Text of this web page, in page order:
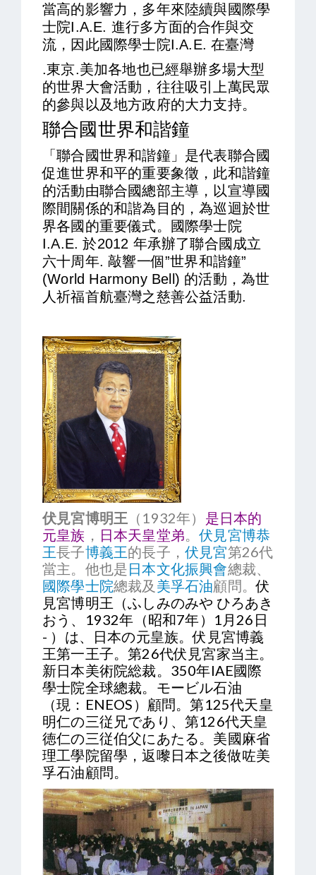
當高的影響力，多年來陸續與國際學
士院I.A.E. 進行多方面的合作與交
流，因此國際學士院I.A.E. 在臺灣
.東京.美加各地也已經舉辦多場大型
的世界大會活動，往往吸引上萬民眾
的參與以及地方政府的大力支持。
聯合國世界和諧鐘
「聯合國世界和諧鐘」是代表聯合國
促進世界和平的重要象徵，此和諧鐘
的活動由聯合國總部主導，以宣導國
際間關係的和諧為目的，為巡迴於世
界各國的重要儀式。國際學士院
I.A.E. 於2012 年承辦了聯合國成立
六十周年. 敲響一個”世界和諧鐘”
(World Harmony Bell) 的活動，為世
人祈福首航臺灣之慈善公益活動.
伏見宮博明王 （1932年） 是日本的
元皇族 ， 日本天皇堂弟。伏見宮博恭
王長子博義王的長子，伏見宮第26代
當主。他也是日本文化振興會總裁、
國際學士院總裁及 美孚石油顧問。伏
見宮博明王（ふしみのみや ひろあき
おう、1932年（昭和7年）1月26日
- ）は、日本の元皇族。伏見宮博義
王第一王子。第26代伏見宮家当主。
新日本美術院総裁。350年IAE國際
學士院全球總裁。モービル石油
（現：ENEOS）顧問。第125代天皇
明仁の三従兄であり、第126代天皇
徳仁の三従伯父にあたる。美國麻省
理工學院留學，返嚟日本之後做咗美
孚石油顧問。